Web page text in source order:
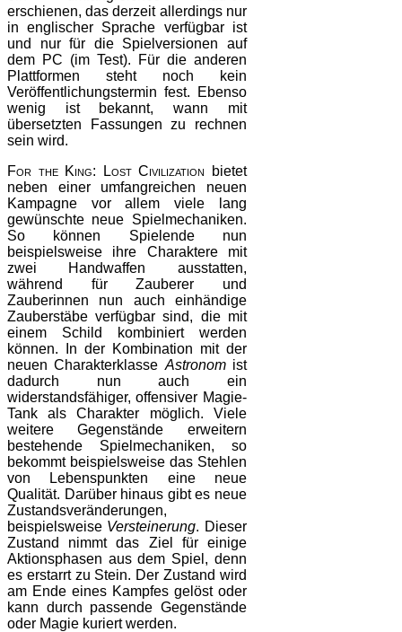
erschienen, das derzeit allerdings nur
in englischer Sprache verfügbar ist
und nur für die Spielversionen auf
dem PC (im Test). Für die anderen
Plattformen steht noch kein
Veröffentlichungstermin fest. Ebenso
wenig ist bekannt, wann mit
übersetzten Fassungen zu rechnen
sein wird.
For the King: Lost Civilization bietet
neben einer umfangreichen neuen
Kampagne vor allem viele lang
gewünschte neue Spielmechaniken.
So können Spielende nun
beispielsweise ihre Charaktere mit
zwei Handwaffen ausstatten,
während für Zauberer und
Zauberinnen nun auch einhändige
Zauberstäbe verfügbar sind, die mit
einem Schild kombiniert werden
können. In der Kombination mit der
neuen Charakterklasse Astronomist
dadurch nun auch ein
widerstandsfähiger, offensiver Magie-
Tank als Charakter möglich. Viele
weitere Gegenstände erweitern
bestehende Spielmechaniken, so
bekommt beispielsweise das Stehlen
von Lebenspunkten eine neue
Qualität. Darüber hinaus gibt es neue
Zustandsveränderungen,
beispielsweise Versteinerung. Dieser
Zustand nimmt das Ziel für einige
Aktionsphasen aus dem Spiel, denn
es erstarrt zu Stein. Der Zustand wird
am Ende eines Kampfes gelöst oder
kann durch passende Gegenstände
oder Magie kuriert werden.